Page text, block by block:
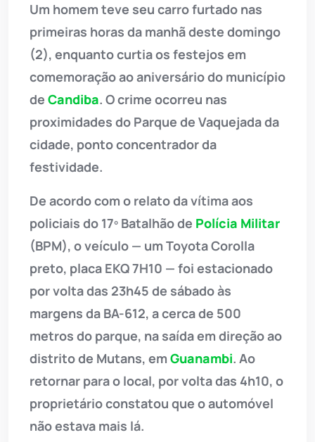
Um homem teve seu carro furtado nas
primeiras horas da manhã deste domingo
(2), enquanto curtia os festejos em
comemoração ao aniversário do município
de Candiba. O crime ocorreu nas
proximidades do Parque de Vaquejada da
cidade, ponto concentrador da
festividade.
De acordo com o relato da vítima aos
policiais do 17º Batalhão de Polícia Militar
(BPM), o veículo — um Toyota Corolla
preto, placa EKQ 7H10 — foi estacionado
por volta das 23h45 de sábado às
margens da BA-612, a cerca de 500
metros do parque, na saída em direção ao
distrito de Mutans, em Guanambi. Ao
retornar para o local, por volta das 4h10, o
proprietário constatou que o automóvel
não estava mais lá.